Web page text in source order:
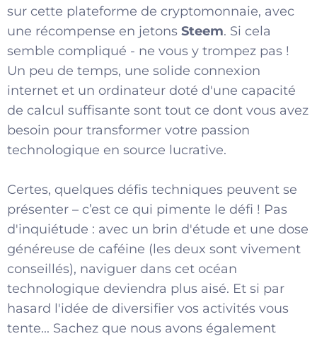
sur cette plateforme de cryptomonnaie, avec
une récompense en jetons Steem. Si cela
semble compliqué - ne vous y trompez pas !
Un peu de temps, une solide connexion
internet et un ordinateur doté d'une capacité
de calcul suffisante sont tout ce dont vous avez
besoin pour transformer votre passion
technologique en source lucrative.
Certes, quelques défis techniques peuvent se
présenter – c’est ce qui pimente le défi ! Pas
d'inquiétude : avec un brin d'étude et une dose
généreuse de caféine (les deux sont vivement
conseillés), naviguer dans cet océan
technologique deviendra plus aisé. Et si par
hasard l'idée de diversifier vos activités vous
tente... Sachez que nous avons également